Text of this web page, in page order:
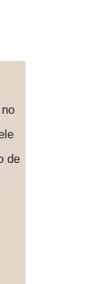
de